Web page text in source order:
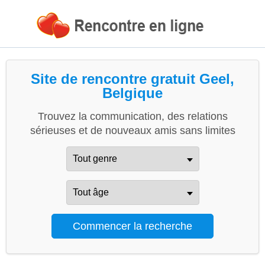
Site de rencontre gratuit Geel,
Belgique
Trouvez la communication, des relations
sérieuses et de nouveaux amis sans limites